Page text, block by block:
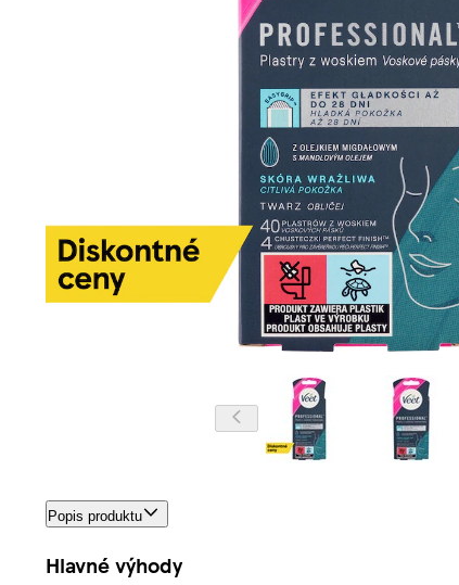
Popis produktu
Hlavné výhody